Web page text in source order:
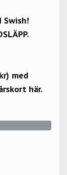
Swish!
med
här.